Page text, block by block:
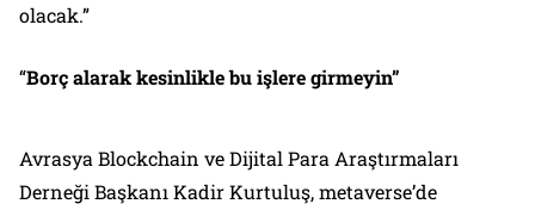
olacak.”
“Borç alarak kesinlikle bu işlere girmeyin”
Avrasya Blockchain ve Dijital Para Araştırmaları
Derneği Başkanı Kadir Kurtuluş, metaverse’de